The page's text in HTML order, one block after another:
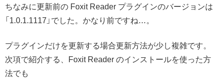
ちなみに更新前の Foxit Reader プラグインのバージョンは
「1.0.1.1117」でした。かなり前ですね…。
プラグインだけを更新する場合更新方法が少し複雑です。
次項で紹介する、Foxit Reader のインストールを使った方
法でも